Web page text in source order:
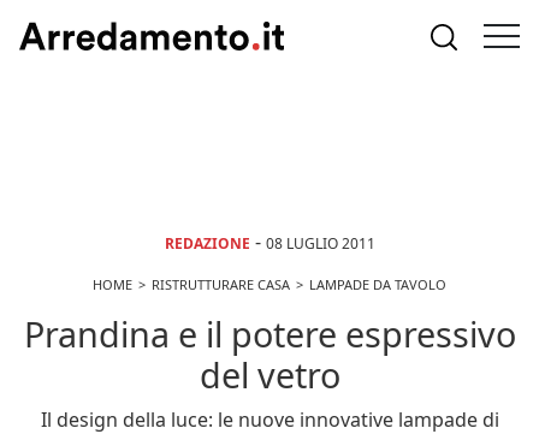
REDAZIONE - 08 LUGLIO 2011
HOME RISTRUTTURARE CASA LAMPADE DA TAVOLO
Prandina e il potere espressivo
del vetro
Il design della luce: le nuove innovative lampade di